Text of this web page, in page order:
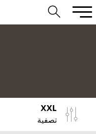
XXL
تصفية